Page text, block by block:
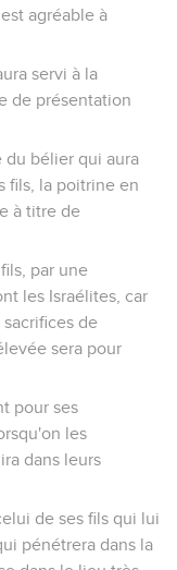
agréable à
servi à la
de présentation
du bélier qui aura
fils, la poitrine en
à titre de
par une
les Israélites, car
de
sera pour
pour ses
les
dans leurs
de ses fils qui lui
pénétrera dans la